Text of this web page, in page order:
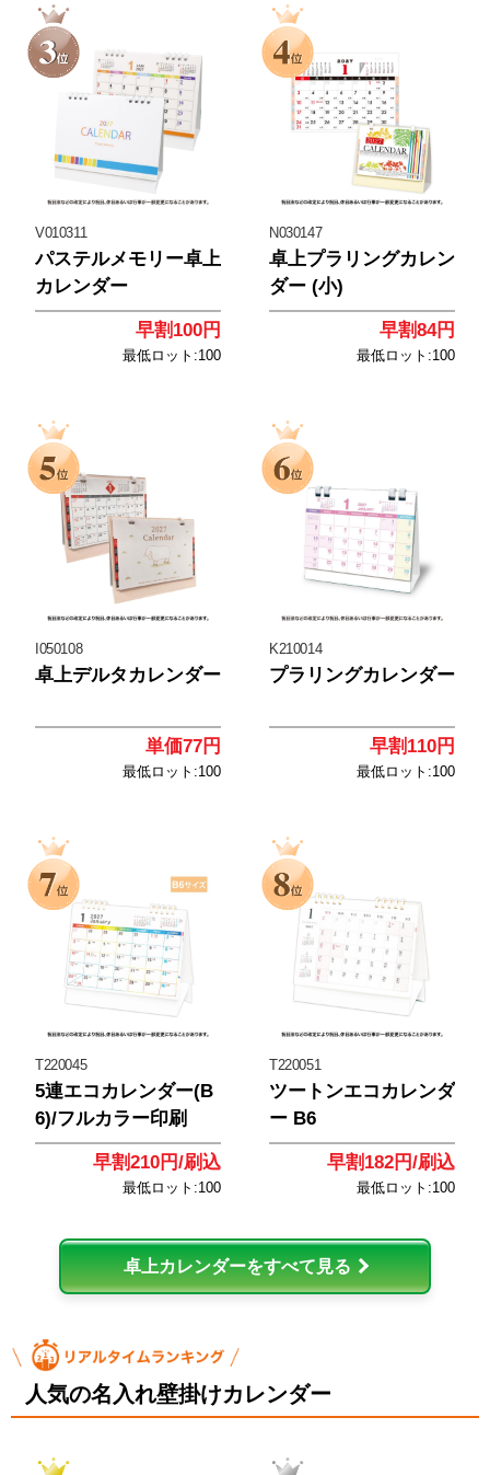
<
V010311
パステルメモリー卓上
カレンダー
早割100円
最低ロット:100
<
N030147
卓上プラリングカレン
ダー (小)
早割84円
最低ロット:100
<
I050108
卓上デルタカレンダー
単価77円
最低ロット:100
<
K210014
プラリングカレンダー
早割110円
最低ロット:100
<
T220045
5連エコカレンダー(B
6)/フルカラー印刷
早割210円/刷込
最低ロット:100
<
T220051
ツートンエコカレンダ
ー B6
早割182円/刷込
最低ロット:100
卓上カレンダーをすべて見る
人気の名入れ壁掛けカレンダー